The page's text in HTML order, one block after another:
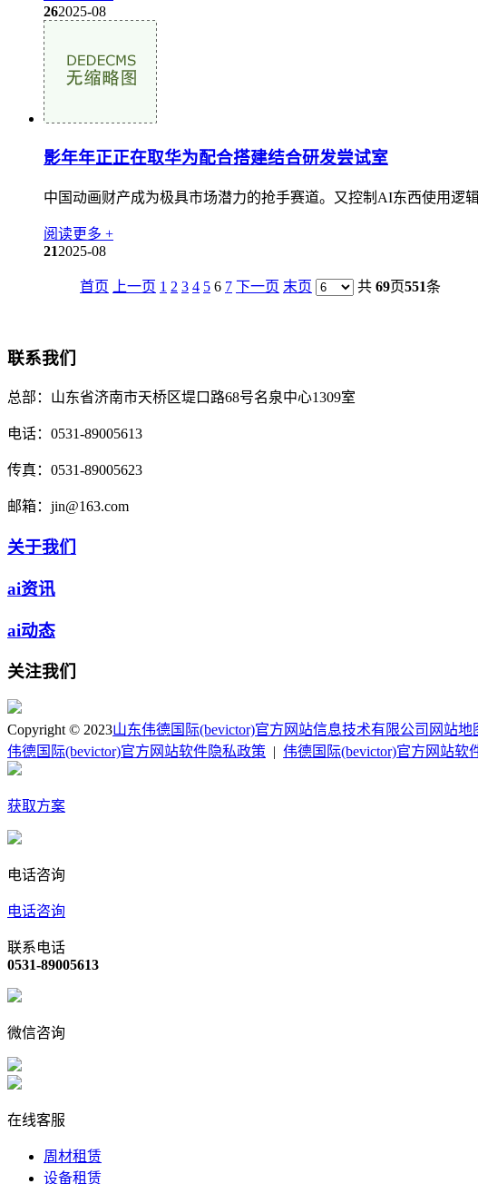
262025-08
影年年正正在取华为配合搭建结合研发尝试室
中国动画财产成为极具市场潜力的抢手赛道。又控制AI东西使用逻
阅读更多 +
212025-08
首页 上一页 1 2 3 4 5 6 7 下一页 末页 共 69页551条
联系我们
总部： 山东省济南市天桥区堤口路68号名泉中心1309室
电话： 0531-89005613
传真： 0531-89005623
邮箱： jin@163.com
关于我们
ai资讯
ai动态
关注我们
Copyright © 2023山东伟德国际(bevictor)官方网站信息技术有限公司 网站地
伟德国际(bevictor)官方网站软件隐私政策 | 伟德国际(bevictor)官方网站软
获取方案
电话咨询
电话咨询
联系电话
0531-89005613
微信咨询
在线客服
周材租赁
设备租赁